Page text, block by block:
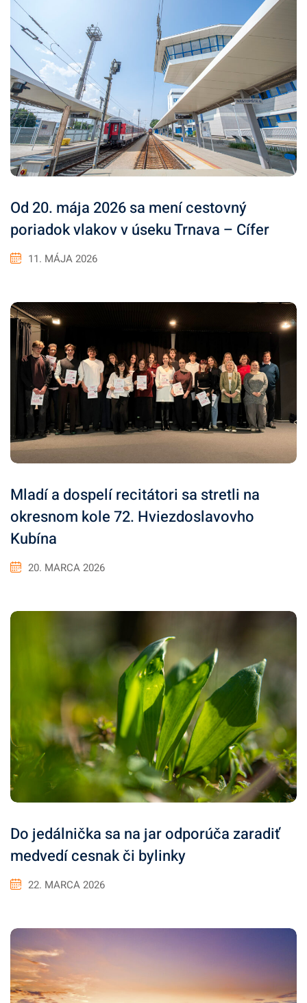
Od 20. mája 2026 sa mení cestovný
poriadok vlakov v úseku Trnava – Cífer
11. MÁJA 2026
Mladí a dospelí recitátori sa stretli na
okresnom kole 72. Hviezdoslavovho
Kubína
20. MARCA 2026
Do jedálnička sa na jar odporúča zaradiť
medvedí cesnak či bylinky
22. MARCA 2026